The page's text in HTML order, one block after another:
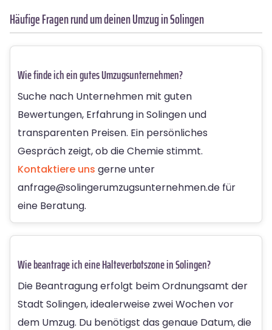
Häufige Fragen rund um deinen Umzug in Solingen
Wie finde ich ein gutes Umzugsunternehmen?
Suche nach Unternehmen mit guten
Bewertungen, Erfahrung in Solingen und
transparenten Preisen. Ein persönliches
Gespräch zeigt, ob die Chemie stimmt.
Kontaktiere uns gerne unter
anfrage@solingerumzugsunternehmen.de für
eine Beratung.
Wie beantrage ich eine Halteverbotszone in Solingen?
Die Beantragung erfolgt beim Ordnungsamt der
Stadt Solingen, idealerweise zwei Wochen vor
dem Umzug. Du benötigst das genaue Datum, die